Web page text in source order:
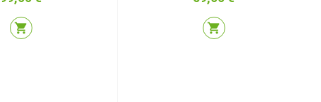
shopping_cart shopping_cart